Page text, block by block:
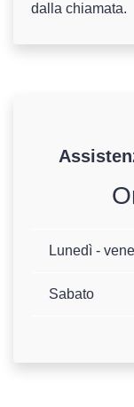
dalla chiamata.
Lunedì -
Sabato